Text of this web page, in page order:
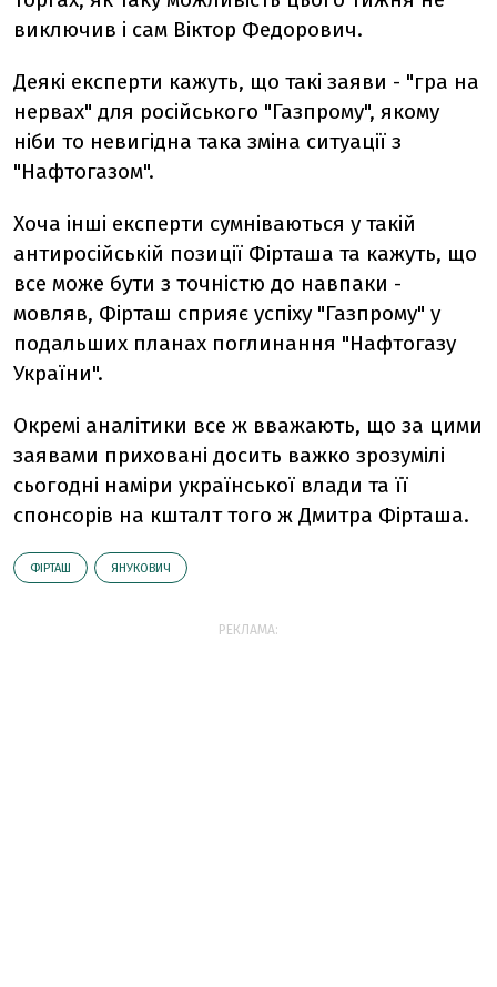
виключив і сам Віктор Федорович.
Деякі експерти кажуть, що такі заяви - "гра на
нервах" для російського "Газпрому", якому
ніби то невигідна така зміна ситуації з
"Нафтогазом".
Хоча інші експерти сумніваються у такій
антиросійській позиції Фірташа та кажуть, що
все може бути з точністю до навпаки -
мовляв, Фірташ сприяє успіху "Газпрому" у
подальших планах поглинання "Нафтогазу
України".
Окремі аналітики все ж вважають, що за цими
заявами приховані досить важко зрозумілі
сьогодні наміри української влади та її
спонсорів на кшталт того ж Дмитра Фірташа.
ФІРТАШ ЯНУКОВИЧ
РЕКЛАМА: